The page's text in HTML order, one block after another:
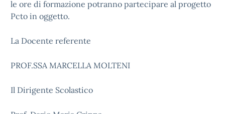
le ore di formazione potranno partecipare al progetto
Pcto in oggetto.
La Docente referente
PROF.SSA MARCELLA MOLTENI
Il Dirigente Scolastico